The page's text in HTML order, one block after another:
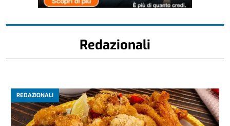
Redazionali
REDAZIONALI